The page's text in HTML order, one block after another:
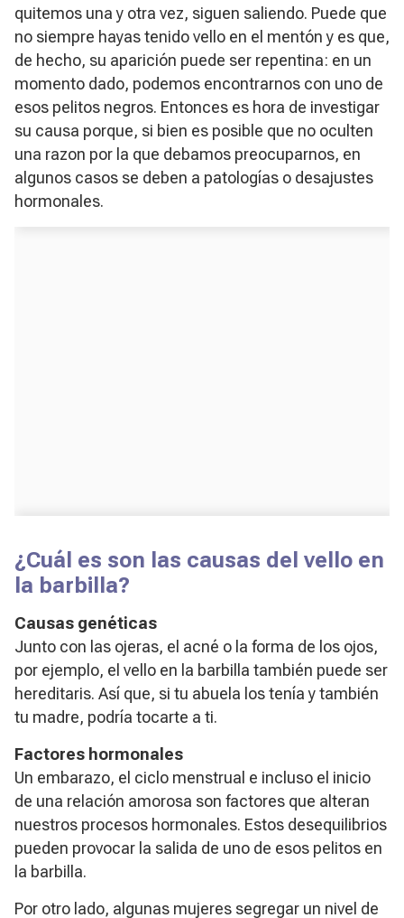
quitemos una y otra vez, siguen saliendo. Puede que
no siempre hayas tenido vello en el mentón y es que,
de hecho, su aparición puede ser repentina: en un
momento dado, podemos encontrarnos con uno de
esos pelitos negros. Entonces es hora de investigar
su causa porque, si bien es posible que no oculten
una razon por la que debamos preocuparnos, en
algunos casos se deben a patologías o desajustes
hormonales.
¿Cuál es son las causas del vello en
la barbilla?
Causas genéticas
Junto con las ojeras, el acné o la forma de los ojos,
por ejemplo, el vello en la barbilla también puede ser
hereditaris. Así que, si tu abuela los tenía y también
tu madre, podría tocarte a ti.
Factores hormonales
Un embarazo, el ciclo menstrual e incluso el inicio
de una relación amorosa son factores que alteran
nuestros procesos hormonales. Estos desequilibrios
pueden provocar la salida de uno de esos pelitos en
la barbilla.
Por otro lado, algunas mujeres segregar un nivel de